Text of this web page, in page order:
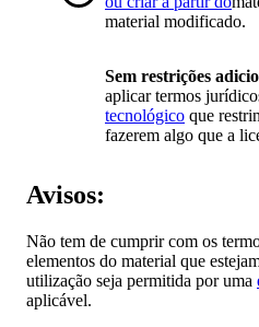
material modificado.
Sem restrições
aplicar termos
tecnológico que
fazerem algo que a
Avisos:
Não tem de cumprir com os
elementos do material que
utilização seja permitida por uma
aplicável.